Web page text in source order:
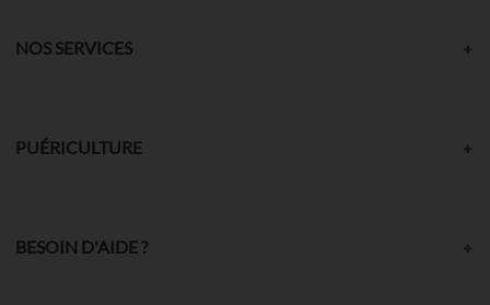
NOS SERVICES
PUÉRICULTURE
BESOIN D'AIDE ?